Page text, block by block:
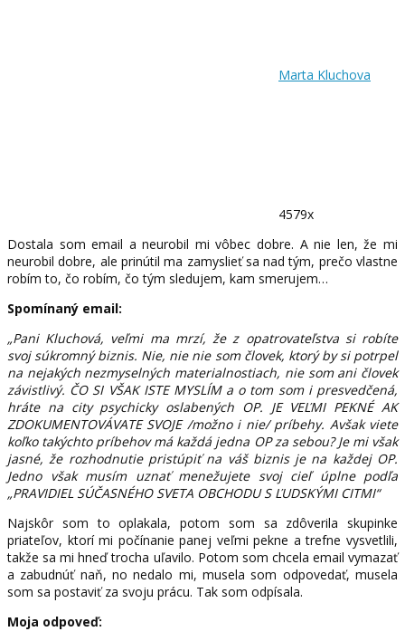
Marta Kluchova
4579x
Dostala som email a neurobil mi vôbec dobre. A nie len, že mi
neurobil dobre, ale prinútil ma zamyslieť sa nad tým, prečo vlastne
robím to, čo robím, čo tým sledujem, kam smerujem…
Spomínaný email:
„Pani Kluchová, veľmi ma mrzí, že z opatrovateľstva si robíte
svoj súkromný biznis. Nie, nie nie som človek, ktorý by si potrpel
na nejakých nezmyselných materialnostiach, nie som ani človek
závistlivý. ČO SI VŠAK ISTE MYSLÍM a o tom som i presvedčená,
hráte na city psychicky oslabených OP. JE VEĽMI PEKNÉ AK
ZDOKUMENTOVÁVATE SVOJE /možno i nie/ príbehy. Avšak viete
koľko takýchto príbehov má každá jedna OP za sebou? Je mi však
jasné, že rozhodnutie pristúpiť na váš biznis je na každej OP.
Jedno však musím uznať menežujete svoj cieľ úplne podľa
„PRAVIDIEL SÚČASNÉHO SVETA OBCHODU S ĽUDSKÝMI CITMI“
Najskôr som to oplakala, potom som sa zdôverila skupinke
priateľov, ktorí mi počínanie panej veľmi pekne a trefne vysvetlili,
takže sa mi hneď trocha uľavilo. Potom som chcela email vymazať
a zabudnúť naň, no nedalo mi, musela som odpovedať, musela
som sa postaviť za svoju prácu. Tak som odpísala.
Moja odpoveď: